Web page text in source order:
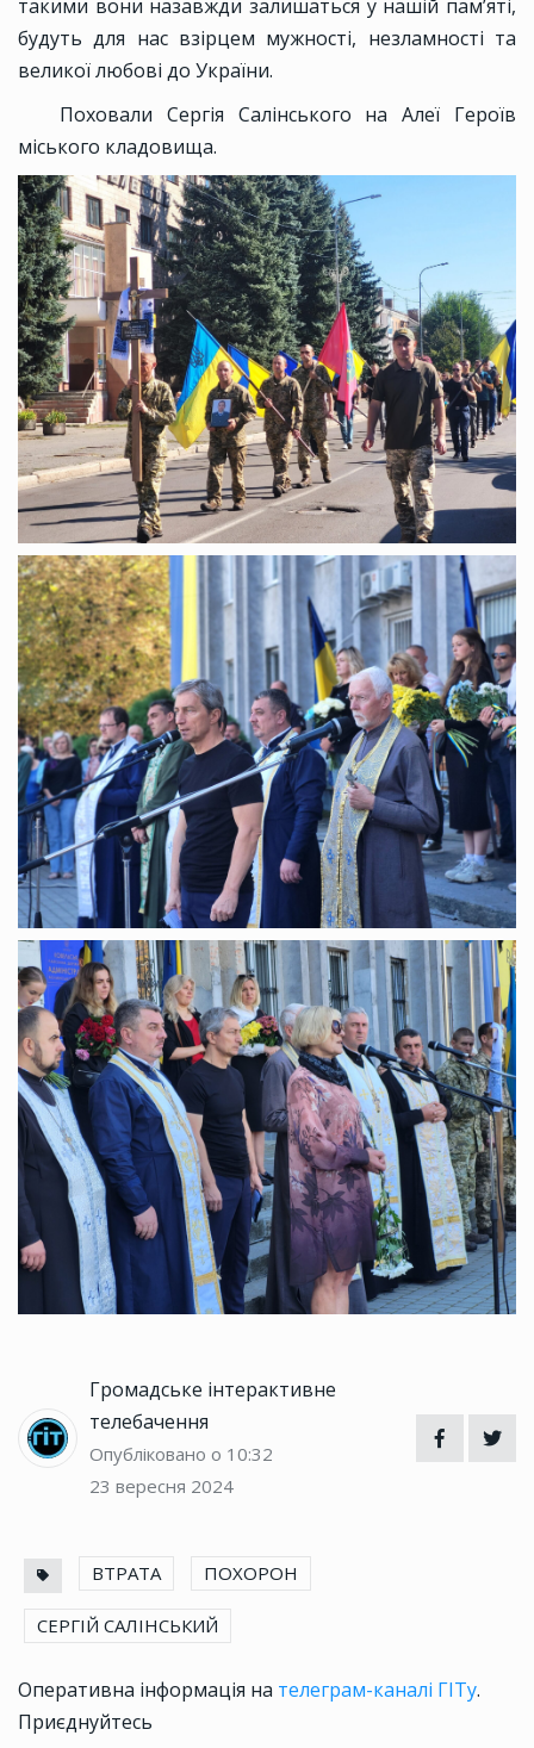
такими вони назавжди залишаться у нашій пам’яті,
будуть для нас взірцем мужності, незламності та
великої любові до України.
Поховали Сергія Салінського на Алеї Героїв
міського кладовища.
Громадське інтерактивне
телебачення
Опубліковано о 10:32
23 вересня 2024
ВТРАТА ПОХОРОН
СЕРГІЙ САЛІНСЬКИЙ
Оперативна інформація на телеграм-каналі ГІТу.
Приєднуйтесь